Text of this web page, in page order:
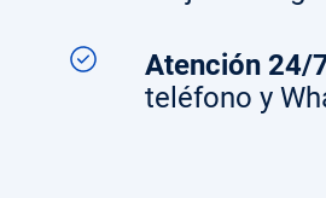
Atención 24/
teléfono y